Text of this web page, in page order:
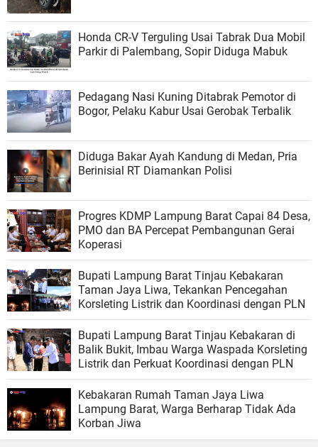
Honda CR-V Terguling Usai Tabrak Dua Mobil
Parkir di Palembang, Sopir Diduga Mabuk
Pedagang Nasi Kuning Ditabrak Pemotor di
Bogor, Pelaku Kabur Usai Gerobak Terbalik
Diduga Bakar Ayah Kandung di Medan, Pria
Berinisial RT Diamankan Polisi
Progres KDMP Lampung Barat Capai 84 Desa,
PMO dan BA Percepat Pembangunan Gerai
Koperasi
Bupati Lampung Barat Tinjau Kebakaran
Taman Jaya Liwa, Tekankan Pencegahan
Korsleting Listrik dan Koordinasi dengan PLN
Bupati Lampung Barat Tinjau Kebakaran di
Balik Bukit, Imbau Warga Waspada Korsleting
Listrik dan Perkuat Koordinasi dengan PLN
Kebakaran Rumah Taman Jaya Liwa
Lampung Barat, Warga Berharap Tidak Ada
Korban Jiwa